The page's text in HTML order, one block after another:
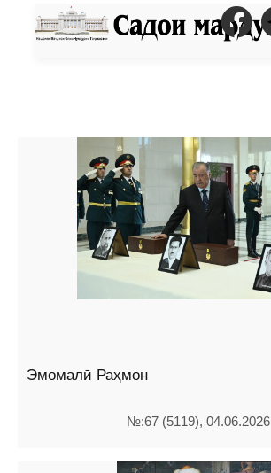
Эмомалӣ Раҳмон
№:67 (5119), 04.06.2026